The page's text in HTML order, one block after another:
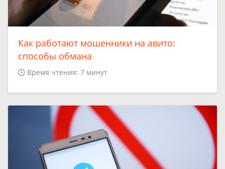
Как работают мошенники на авито:
способы обмана
Время чтения: 7 минут